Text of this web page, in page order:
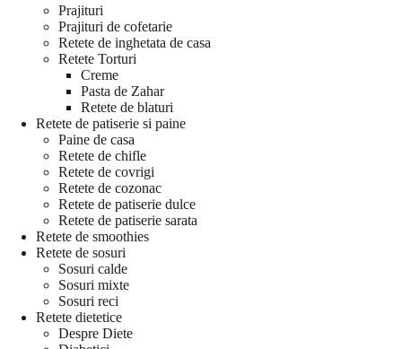
Prajituri
Prajituri de cofetarie
Retete de inghetata de casa
Retete Torturi
Creme
Pasta de Zahar
Retete de blaturi
Retete de patiserie si paine
Paine de casa
Retete de chifle
Retete de covrigi
Retete de cozonac
Retete de patiserie dulce
Retete de patiserie sarata
Retete de smoothies
Retete de sosuri
Sosuri calde
Sosuri mixte
Sosuri reci
Retete dietetice
Despre Diete